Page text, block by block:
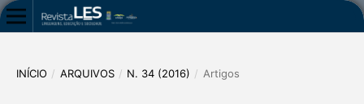
INÍCIO / ARQUIVOS / N. 34 (2016) / Artigos